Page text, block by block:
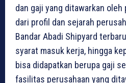
dan gaji yang ditawarkan oleh
dari profil dan sejarah
Bandar Abadi Shipyard
syarat masuk kerja, hingga
bisa didapatkan berupa gaji
fasilitas perusahaan yang